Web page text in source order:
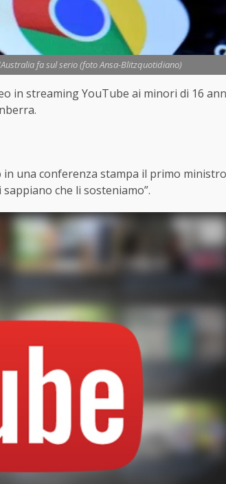
fa sul serio (foto Ansa-Blitzquotidiano)
in streaming YouTube ai minori di 16
in una conferenza stampa il primo ministro
che li sosteniamo”.